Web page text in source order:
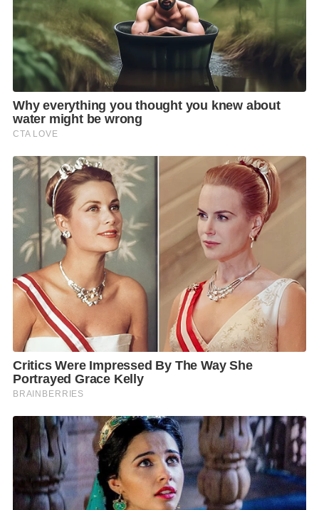
สำหรับเที่ยวบินใหม่ดอนเมือง – เชียงใหม่ ไทยสมายล์ให้
บริการทุกวัน วันละ2เที่ยวบินพร้อมบริการแบบฟูล
เซอร์วิส อาทิ จองที่นั่งล่วงหน้า บริการฟรีน้ำหนักกระเป๋า
สูงสุด30 กิโลกรัม ให้บริการอาหารบนเที่ยวบินแบบนำ
กลับ ตามประกาศสำนักงานการบินพลเรือน และสามารถ
สะสมคะแนนRoyal Orchidโดยไทยสมายล์ให้
บริการ2ชั้นที่นั่งโดยสาร ได้แก่ พรีเมี่ยม อีโคโนมี่
หรือSmile Class 150/156
ที่นั่ง ทำการบินโดยเครื่องบิน
แอร์บัสA320-200
ในโอกาสเปิดเส้นทางบินใหม่ไทยสมายล์เสนอบัตร
โดยสาร
ราคาเริ่มต้นที่900
บาท/ท่าน/เที่ยว (รวมทุกอย่าง
แล้ว)เดินทางได้ตั้งแต่วันที่ 25 กุมภาพันธ์ 2565 เป็นต้น
ไป เปิดทำการจองที่นั่งล่วงหน้าได้แล้วตั้งแต่วันนี้ สนใจ
สำรองที่นั่งได้ที่เว็บไซต์
www.thaismileair.com,ศูนย์
บริการลูกค้า (Call Center)
โทร. 1181 หรือ 0-2118-
8888
ห้องจำหน่ายบัตรโดยสารไทยสมายล์ (Smile
Service Center)และตัวแทนจำหน่ายบัตรโดยสารไทย
สมายล์ (Smile Travel Agents)